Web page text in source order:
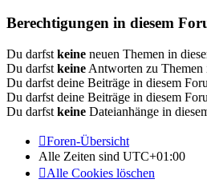
Berechtigungen in diesem
Du darfst keine neuen Themen in
Du darfst keine Antworten zu Themen
Du darfst deine Beiträge in diesem
Du darfst deine Beiträge in diesem
Du darfst keine Dateianhänge in
Foren-Übersicht
Alle Zeiten sind UTC+01:00
Alle Cookies löschen